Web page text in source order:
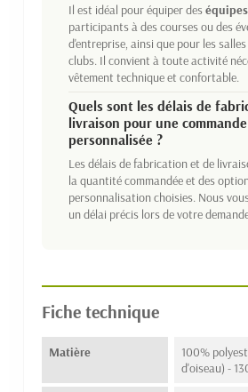
Il est idéal pour équiper des
participants à des courses ou des
d'entreprise, ainsi que pour les
clubs. Il convient à toute activité
vêtement technique et confortable.
Quels sont les délais de
livraison pour une commande
personnalisée ?
Les délais de fabrication et de
la quantité commandée et des
personnalisation choisies. Nous
un délai précis lors de votre
Fiche technique
Matière
100%
d'oiseau) -